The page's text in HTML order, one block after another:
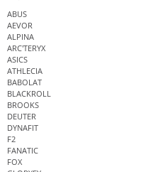
ABUS
AEVOR
ALPINA
ARC'TERYX
ASICS
ATHLECIA
BABOLAT
BLACKROLL
BROOKS
DEUTER
DYNAFIT
F2
FANATIC
FOX